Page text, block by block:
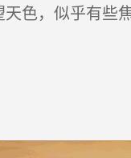
色，似乎有些